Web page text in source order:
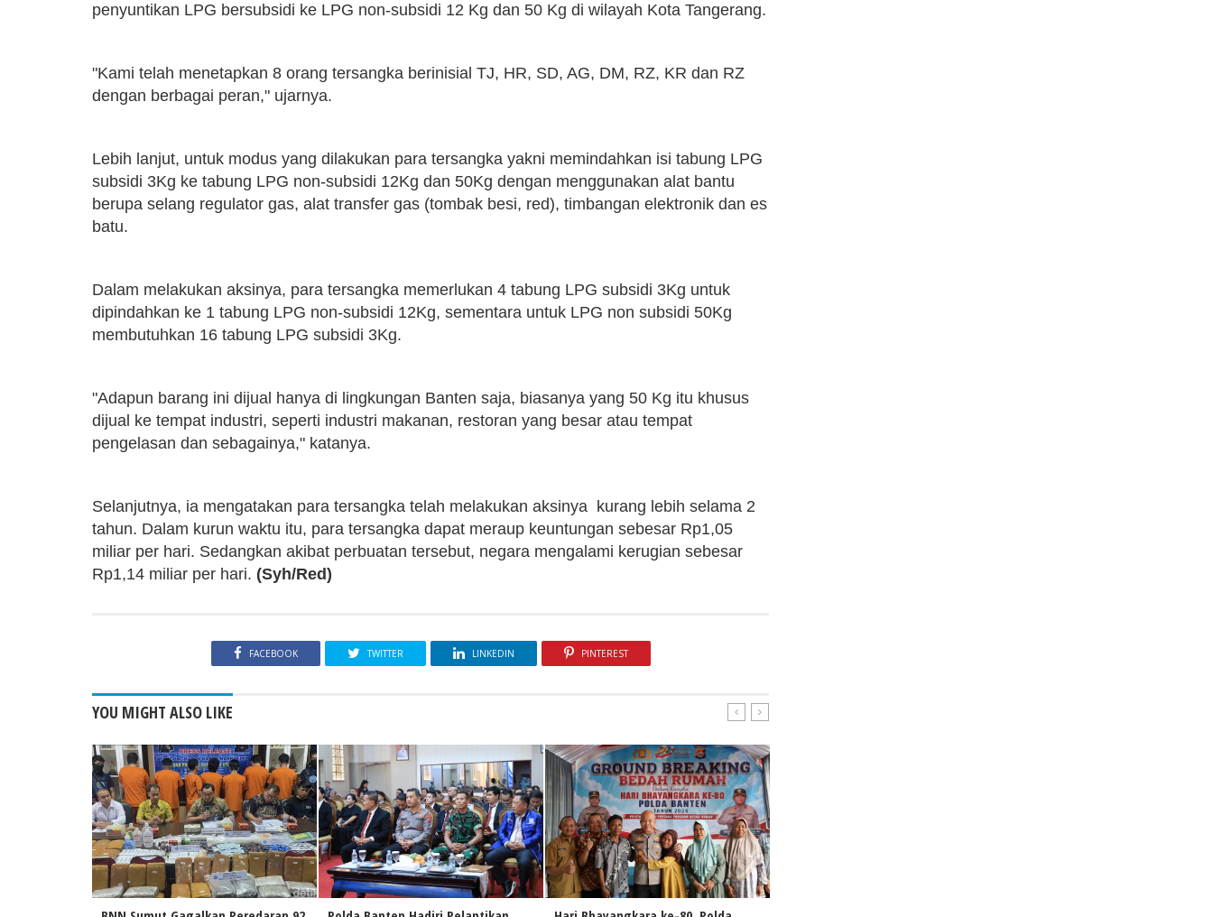
penyuntikan LPG bersubsidi ke LPG non-subsidi 12 Kg dan 50 Kg di wilayah Kota Tangerang.
"Kami telah menetapkan 8 orang tersangka berinisial TJ, HR, SD, AG, DM, RZ, KR dan RZ
dengan berbagai peran," ujarnya.
Lebih lanjut, untuk modus yang dilakukan para tersangka yakni memindahkan isi tabung LPG
subsidi 3Kg ke tabung LPG non-subsidi 12Kg dan 50Kg dengan menggunakan alat bantu
berupa selang regulator gas, alat transfer gas (tombak besi, red), timbangan elektronik dan es
batu.
Dalam melakukan aksinya, para tersangka memerlukan 4 tabung LPG subsidi 3Kg untuk
dipindahkan ke 1 tabung LPG non-subsidi 12Kg, sementara untuk LPG non subsidi 50Kg
membutuhkan 16 tabung LPG subsidi 3Kg.
"Adapun barang ini dijual hanya di lingkungan Banten saja, biasanya yang 50 Kg itu khusus
dijual ke tempat industri, seperti industri makanan, restoran yang besar atau tempat
pengelasan dan sebagainya," katanya.
Selanjutnya, ia mengatakan para tersangka telah melakukan aksinya kurang lebih selama 2
tahun. Dalam kurun waktu itu, para tersangka dapat meraup keuntungan sebesar Rp1,05
miliar per hari. Sedangkan akibat perbuatan tersebut, negara mengalami kerugian sebesar
Rp1,14 miliar per hari. (Syh/Red)
FACEBOOK TWITTER LINKEDIN PINTEREST
YOU MIGHT ALSO LIKE